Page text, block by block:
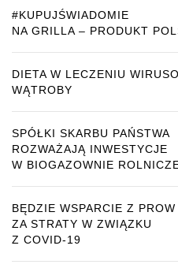
#KUPUJŚWIADOMIE
NA GRILLA – PRODUKT
DIETA W LECZENIU
WĄTROBY
SPÓŁKI SKARBU PAŃSTWA
ROZWAŻAJĄ INWESTYCJE
W BIOGAZOWNIE
BĘDZIE WSPARCIE Z PROW
ZA STRATY W ZWIĄZKU
Z COVID-19